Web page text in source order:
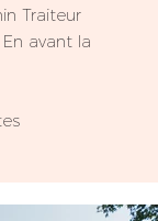
Traiteur
En avant la